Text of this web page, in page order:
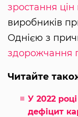
зростання
виробників
Однією з
здорожчання
Читайте
У 2022
дефіцит